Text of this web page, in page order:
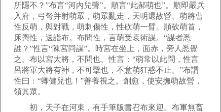
所隱不？”布言“河內兒聲”。順言“此郝萌也”。順即嚴兵
入府，弓弩并射萌眾，萌眾亂走，天明還故營。萌將曹
性反萌，與對戰，萌刺傷性，性砍萌一臂。順砍萌首，
床輿性，送詣布。布問性，言萌受袁術謀。“謀者悉
誰？”性言“陳宮同謀”。時宮在坐上，面赤，旁人悉覺
之。布以宮大將，不問也。性言：“萌常以此問，性言
呂將軍大將有神，不可擊也，不意萌狂惑不止。”布謂
性曰：“卿健兒也！”善養視之。創愈，使安撫萌故營，
領其眾。
初，天子在河東，有手筆版書召布來迎。布軍無畜